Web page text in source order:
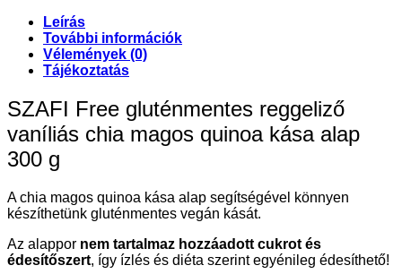
Leírás
További információk
Vélemények (0)
Tájékoztatás
SZAFI Free gluténmentes reggeliző
vaníliás chia magos quinoa kása alap
300 g
A chia magos quinoa kása alap segítségével könnyen
készíthetünk gluténmentes vegán kását.
Az alappor nem tartalmaz hozzáadott cukrot és
édesítőszert, így ízlés és diéta szerint egyénileg édesíthető!